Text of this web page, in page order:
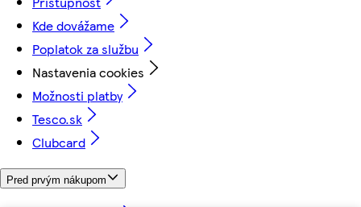
Kde dovážame
Poplatok za službu
Nastavenia cookies
Možnosti platby
Tesco.sk
Clubcard
Pred prvým nákupom